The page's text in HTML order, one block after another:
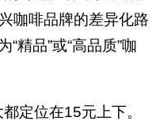
咖啡品牌的差异化路
精品”或“高品质”咖
定位在15元上下。